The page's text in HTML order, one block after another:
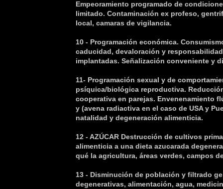
Empeoramiento programado de
limitado. Contaminación ex profeso,
local, camaras de vigilancia.
10 - Programación económica.
caducidad, devaloración y
implantadas. Señalización conveniente y
11- Programación sexual y de
psíquica/biológica reproductiva.
cooperativa en parejas. Envenenamiento
y (avena radiactiva en el caso de USA y
natalidad y degeneración alimenticia.
12 - AZÚCAR Destrucción de cultivos
alimenticia a una dieta azucarada
qué la agricultura, áreas verdes, campos
13 - Disminución de población y filtrado
degenerativas, alimentación, agua,